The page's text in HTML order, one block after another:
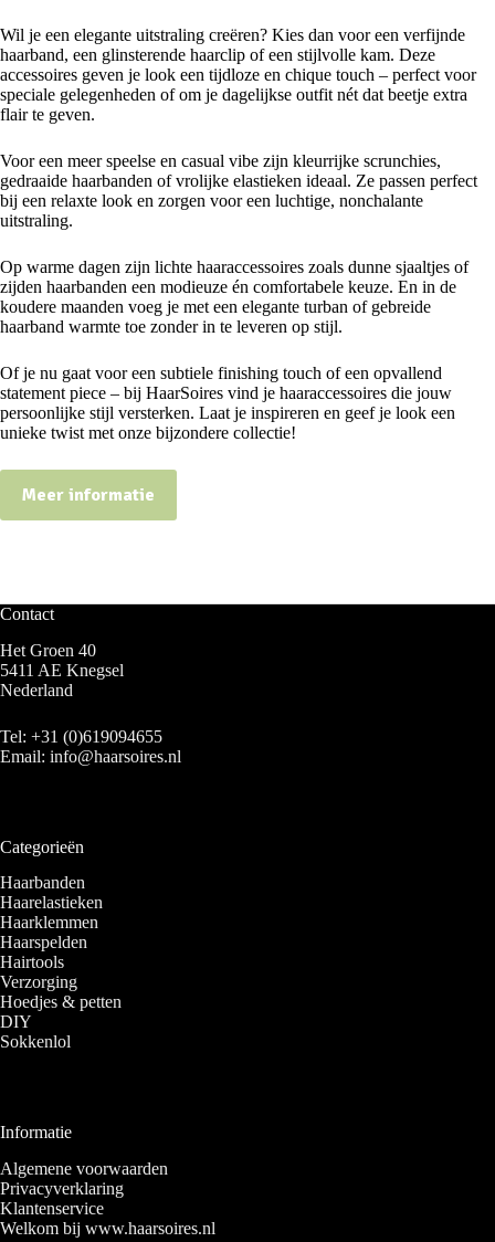
Wil je een elegante uitstraling creëren? Kies dan voor een verfijnde
haarband, een glinsterende haarclip of een stijlvolle kam. Deze
accessoires geven je look een tijdloze en chique touch – perfect voor
speciale gelegenheden of om je dagelijkse outfit nét dat beetje extra
flair te geven.
Voor een meer speelse en casual vibe zijn kleurrijke scrunchies,
gedraaide haarbanden of vrolijke elastieken ideaal. Ze passen perfect
bij een relaxte look en zorgen voor een luchtige, nonchalante
uitstraling.
Op warme dagen zijn lichte haaraccessoires zoals dunne sjaaltjes of
zijden haarbanden een modieuze én comfortabele keuze. En in de
koudere maanden voeg je met een elegante turban of gebreide
haarband warmte toe zonder in te leveren op stijl.
Of je nu gaat voor een subtiele finishing touch of een opvallend
statement piece – bij HaarSoires vind je haaraccessoires die jouw
persoonlijke stijl versterken. Laat je inspireren en geef je look een
unieke twist met onze bijzondere collectie!
Meer informatie
Contact
Het Groen 40
5411 AE Knegsel
Nederland
Tel: +31 (0)619094655
Email: info@haarsoires.nl
Categorieën
Haarbanden
Haarelastieken
Haarklemmen
Haarspelden
Hairtools
Verzorging
Hoedjes & petten
DIY
Sokkenlol
Informatie
Algemene voorwaarden
Privacyverklaring
Klantenservice
Welkom bij www.haarsoires.nl